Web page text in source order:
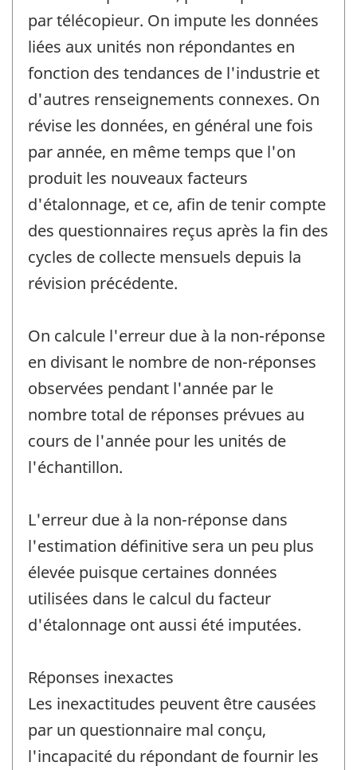
par télécopieur. On impute les données
liées aux unités non répondantes en
fonction des tendances de l'industrie et
d'autres renseignements connexes. On
révise les données, en général une fois
par année, en même temps que l'on
produit les nouveaux facteurs
d'étalonnage, et ce, afin de tenir compte
des questionnaires reçus après la fin des
cycles de collecte mensuels depuis la
révision précédente.
On calcule l'erreur due à la non-réponse
en divisant le nombre de non-réponses
observées pendant l'année par le
nombre total de réponses prévues au
cours de l'année pour les unités de
l'échantillon.
L'erreur due à la non-réponse dans
l'estimation définitive sera un peu plus
élevée puisque certaines données
utilisées dans le calcul du facteur
d'étalonnage ont aussi été imputées.
Réponses inexactes
Les inexactitudes peuvent être causées
par un questionnaire mal conçu,
l'incapacité du répondant de fournir les